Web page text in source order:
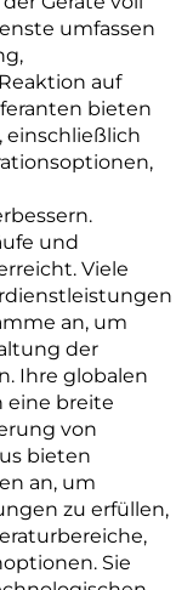
umfassen
auf
bieten
einschließlich
und
Viele
an, um
der
Ihre globalen
eine breite
von
bieten
an, um
zu erfüllen,
Sie